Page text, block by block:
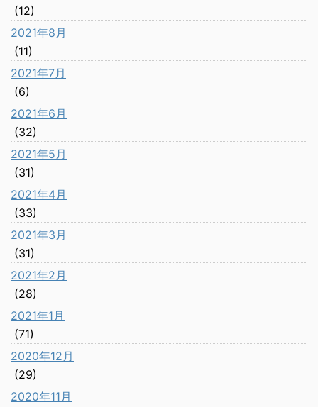
(12)
2021年8月
(11)
2021年7月
(6)
2021年6月
(32)
2021年5月
(31)
2021年4月
(33)
2021年3月
(31)
2021年2月
(28)
2021年1月
(71)
2020年12月
(29)
2020年11月